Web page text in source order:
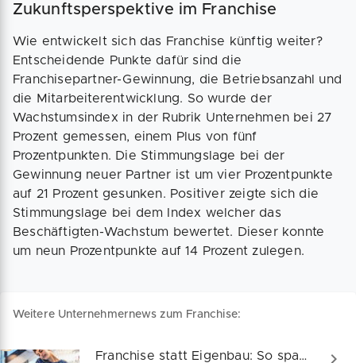
Zukunftsperspektive im Franchise
Wie entwickelt sich das Franchise künftig weiter?
Entscheidende Punkte dafür sind die
Franchisepartner-Gewinnung, die Betriebsanzahl und
die Mitarbeiterentwicklung. So wurde der
Wachstumsindex in der Rubrik Unternehmen bei 27
Prozent gemessen, einem Plus von fünf
Prozentpunkten. Die Stimmungslage bei der
Gewinnung neuer Partner ist um vier Prozentpunkte
auf 21 Prozent gesunken. Positiver zeigte sich die
Stimmungslage bei dem Index welcher das
Beschäftigten-Wachstum bewertet. Dieser konnte
um neun Prozentpunkte auf 14 Prozent zulegen.
Weitere Unternehmernews zum Franchise:
Franchise statt Eigenbau: So sparst du dir Umwege